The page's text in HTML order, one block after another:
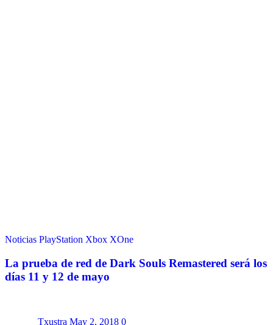
Noticias PlayStation Xbox XOne
La prueba de red de Dark Souls Remastered será los
días 11 y 12 de mayo
Txustra May 2, 2018 0